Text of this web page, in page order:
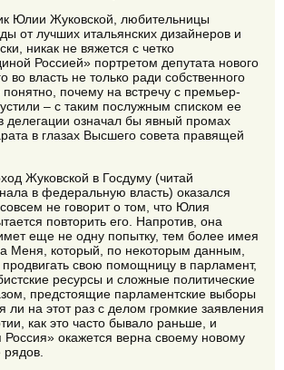
Юлии Жуковской, любительницы
от лучших итальянских дизайнеров и
никак не вяжется с четко
Россией» портретом депутата нового
во власть не только ради собственного
почему на встречу с премьер-
– с таким послужным списком ее
делегации означал бы явный промах
в глазах Высшего совета правящей
Жуковской в Госдуму (читай
в федеральную власть) оказался
не говорит о том, что Юлия
повторить его. Напротив, она
еще не одну попытку, тем более имея
Меня, который, по некоторым данным,
свою помощницу в парламент,
ресурсы и сложные политические
предстоящие парламентские выборы
ли на этот раз с делом громкие заявления
как это часто бывало раньше, и
Россия» окажется верна своему новому